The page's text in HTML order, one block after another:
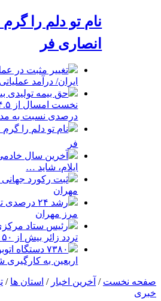
نام تو دلم را
انصاری فر
تغییر مثبت در
ایران/ درآمد عملیاتی ۸۰ درصد رشد کرد
حق بیمه تولیدی
درصدی نسبت به
نام تو دلم را
فر
آخرین سال
ایلام، شاید …
ثبت رکورد جهانی
مهران
رشد ۲۴
مرز مهران
رئیس ستاد
تردد زائر بیش از ۵۰ درصد است
۷۳۸۰ دستگاه
اربعین به‌ کارگیری
صفحه نخست / آخرین اخبار / استان ها /
خبری